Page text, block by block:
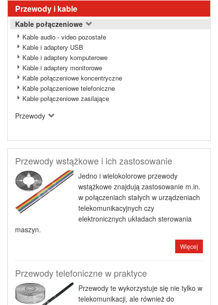
Przewody i kable
Kable połączeniowe
Kable audio - video pozostałe
Kable i adaptery USB
Kable i adaptery komputerowe
Kable i adaptery monitorowe
Kable połączeniowe koncentryczne
Kable połączeniowe telefoniczne
Kable połączeniowe zasilające
Przewody
Przewody wstążkowe i ich zastosowanie
Jedno i wielokolorowe przewody
wstążkowe znajdują zastosowanie m.in.
w połączeniach stałych w urządzeniach
telekomunikacyjnych czy
elektronicznych układach sterowania
maszyn.
Więcej
Przewody telefoniczne w praktyce
Przewody te wykorzystuje się nie tylko w
telekomunikacji, ale również do